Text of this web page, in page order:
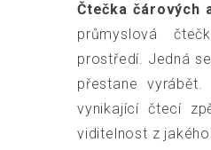
Čtečka čárových
průmyslová
prostředí. Jedná
přestane
vynikající čtecí
viditelnost z